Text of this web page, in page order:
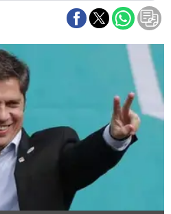
Economía y finanzas
Con el campo
Espacio empresas
Sociedad
Tecnología
Turismo
Salud
Es viral